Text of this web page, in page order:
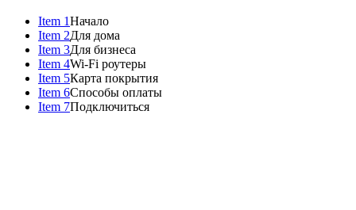
Item 1Начало
Item 2Для дома
Item 3Для бизнеса
Item 4Wi-Fi роутеры
Item 5Карта покрытия
Item 6Способы оплаты
Item 7Подключиться